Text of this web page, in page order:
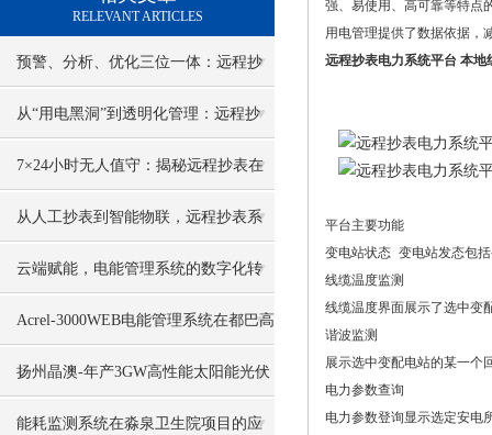
RELEVANT ARTICLES
预警、分析、优化三位一体：远程抄
表系统如何赋能智慧园区
从“用电黑洞”到透明化管理：远程抄
表系统
7×24小时无人值守：揭秘远程抄表在
配电运维中的核心价值
从人工抄表到智能物联，远程抄表系
统
云端赋能，电能管理系统的数字化转
型实践
Acrel-3000WEB电能管理系统在都巴高
速的应用
扬州晶澳-年产3GW高性能太阳能光伏
组件项目电能管理系统的设计及应用
能耗监测系统在淼泉卫生院项目的应
强、易使用、高可靠等特点
用电管理提供了数据依据，
远程抄表电力系统平台 本地
平台主要功能
变电站状态 变电站发态包
线缆温度监测
线缆温度界面展示了选中变
谐波监测
展示选中变配电站的某一个
电力参数查询
电力参数登询显示选定安电